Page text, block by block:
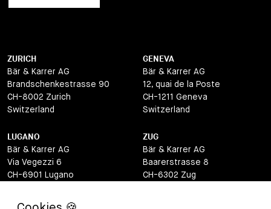
ZURICH
Bär & Karrer AG
Brandschenkestrasse 90
CH-8002 Zurich
Switzerland
GENEVA
Bär & Karrer AG
12, quai de la Poste
CH-1211 Geneva
Switzerland
LUGANO
Bär & Karrer AG
Via Vegezzi 6
CH-6901 Lugano
ZUG
Bär & Karrer AG
Baarerstrasse 8
CH-6302 Zug